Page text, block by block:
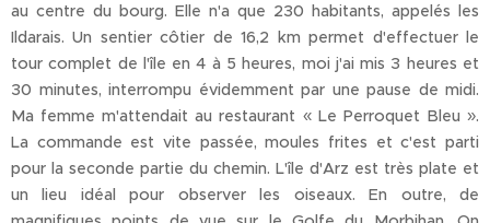
au centre du bourg. Elle n'a que 230 habitants, appelés les
Ildarais. Un sentier côtier de 16,2 km permet d'effectuer le
tour complet de l'île en 4 à 5 heures, moi j'ai mis 3 heures et
30 minutes, interrompu évidemment par une pause de midi.
Ma femme m'attendait au restaurant « Le Perroquet Bleu ».
La commande est vite passée, moules frites et c'est parti
pour la seconde partie du chemin. L'île d'Arz est très plate et
un lieu idéal pour observer les oiseaux. En outre, de